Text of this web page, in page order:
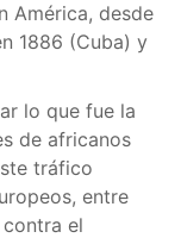
América, desde
1886 (Cuba) y
lo que fue la
de africanos
tráfico
entre
contra el